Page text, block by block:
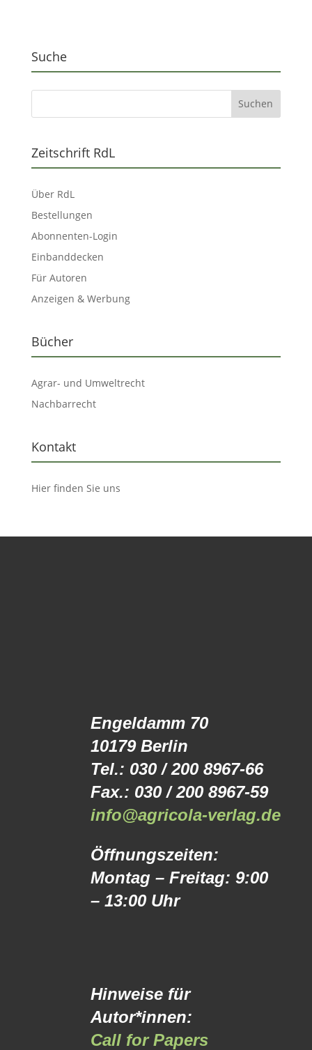
Suche
Zeitschrift RdL
Über RdL
Bestellungen
Abonnenten-Login
Einbanddecken
Für Autoren
Anzeigen & Werbung
Bücher
Agrar- und Umweltrecht
Nachbarrecht
Kontakt
Hier finden Sie uns
Engeldamm 70
10179 Berlin
Tel.: 030 / 200 8967-66
Fax.: 030 / 200 8967-59
info@agricola-verlag.de
Öffnungszeiten:
Montag – Freitag: 9:00
– 13:00 Uhr
Hinweise für
Autor*innen:
Call for Papers